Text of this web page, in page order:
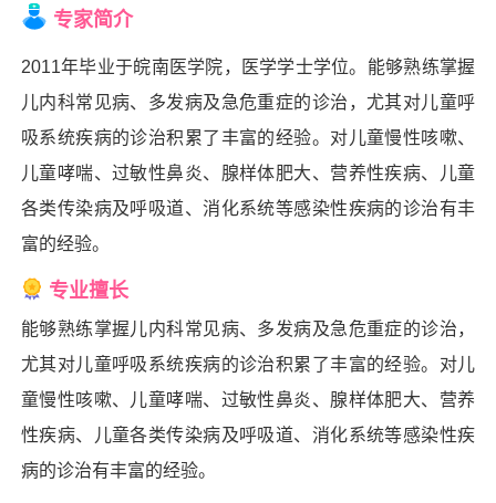
专家简介
2011年毕业于皖南医学院，医学学士学位。能够熟练掌握
儿内科常见病、多发病及急危重症的诊治，尤其对儿童呼
吸系统疾病的诊治积累了丰富的经验。对儿童慢性咳嗽、
儿童哮喘、过敏性鼻炎、腺样体肥大、营养性疾病、儿童
各类传染病及呼吸道、消化系统等感染性疾病的诊治有丰
富的经验。
专业擅长
能够熟练掌握儿内科常见病、多发病及急危重症的诊治，
尤其对儿童呼吸系统疾病的诊治积累了丰富的经验。对儿
童慢性咳嗽、儿童哮喘、过敏性鼻炎、腺样体肥大、营养
性疾病、儿童各类传染病及呼吸道、消化系统等感染性疾
病的诊治有丰富的经验。